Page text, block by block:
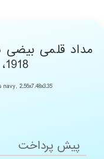
1918، 2.56×7.48×3.35
2.56x7.48x3.35
پیش پرداخت